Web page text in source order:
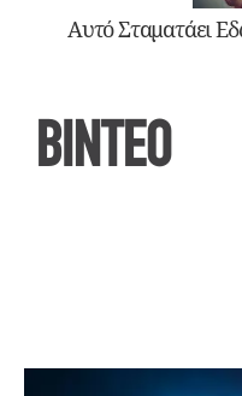
Αυτό Σταματάει
ΒΙΝΤΕΟ